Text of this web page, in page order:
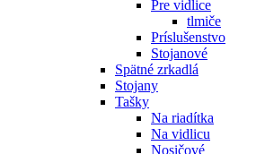
Pre vidlice
tlmiče
Príslušenstvo
Stojanové
Spätné zrkadlá
Stojany
Tašky
Na riadítka
Na vidlicu
Nosičové